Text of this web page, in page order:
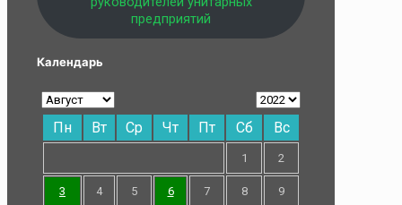
предприятий
Календарь
Пн Вт Ср Чт Пт Сб Вс
1 2
3 4 5 6 7 8 9